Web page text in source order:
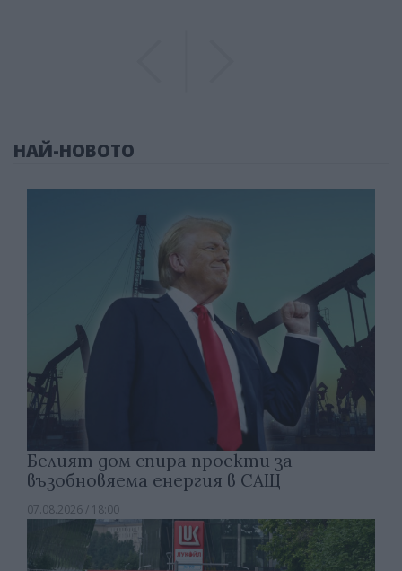
НАЙ-НОВОТО
Белият дом спира проекти за
възобновяема енергия в САЩ
07.08.2026 / 18:00